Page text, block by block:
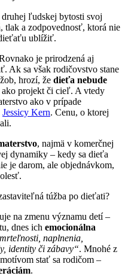
ľudskej bytosti svoj
tlak a zodpovednosť, ktorá nie
ublížiť.
je prirodzená aj
Ak sa však rodičovstvo stane
hrozí, že dieťa nebude
ako projekt či cieľ. A vtedy
ako v prípade
Jessicy Kern. Cenu, o ktorej
, najmä v komerčnej
dynamiky – kedy sa dieťa
je darom, ale objednávkom,
túžba po dieťati?
na zmenu významu detí –
dnes ich emocionálna
naplnenia,
identity či zábavy“. Mnohé z
stať sa rodičom –
.